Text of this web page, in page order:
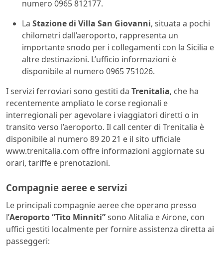
numero 0965 812177.
La Stazione di Villa San Giovanni, situata a pochi
chilometri dall’aeroporto, rappresenta un
importante snodo per i collegamenti con la Sicilia e
altre destinazioni. L’ufficio informazioni è
disponibile al numero 0965 751026.
I servizi ferroviari sono gestiti da Trenitalia, che ha
recentemente ampliato le corse regionali e
interregionali per agevolare i viaggiatori diretti o in
transito verso l’aeroporto. Il call center di Trenitalia è
disponibile al numero 89 20 21 e il sito ufficiale
www.trenitalia.com offre informazioni aggiornate su
orari, tariffe e prenotazioni.
Compagnie aeree e servizi
Le principali compagnie aeree che operano presso
l’Aeroporto “Tito Minniti”sono Alitalia e Airone, con
uffici gestiti localmente per fornire assistenza diretta ai
passeggeri: